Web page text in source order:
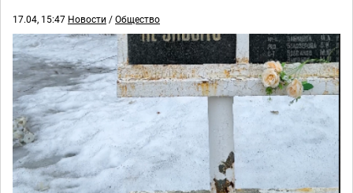
17.04, 15:47 Новости /Общество